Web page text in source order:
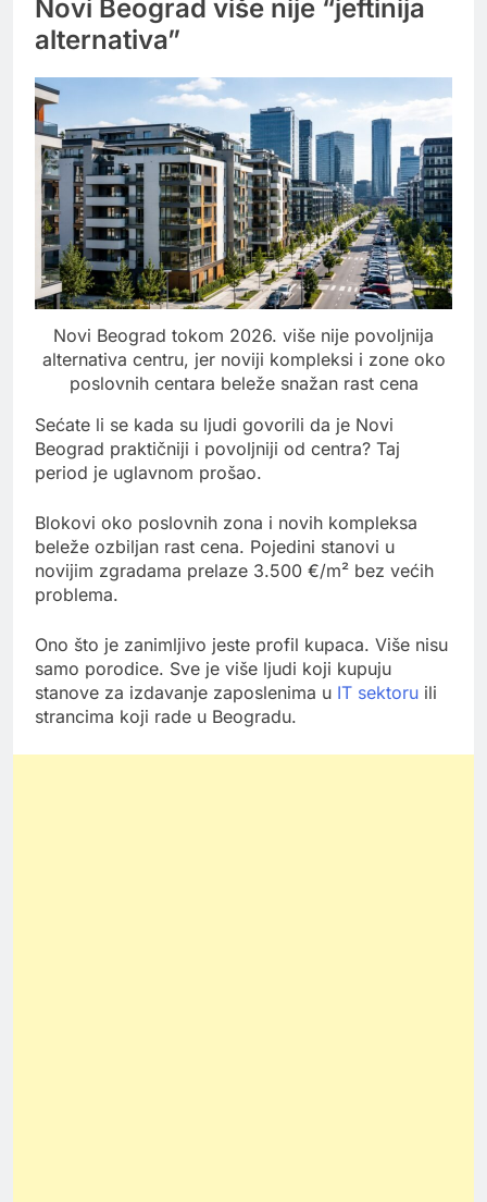
Novi Beograd više nije “jeftinija
alternativa”
Novi Beograd tokom 2026. više nije povoljnija
alternativa centru, jer noviji kompleksi i zone oko
poslovnih centara beleže snažan rast cena
Sećate li se kada su ljudi govorili da je Novi
Beograd praktičniji i povoljniji od centra? Taj
period je uglavnom prošao.
Blokovi oko poslovnih zona i novih kompleksa
beleže ozbiljan rast cena. Pojedini stanovi u
novijim zgradama prelaze 3.500 €/m² bez većih
problema.
Ono što je zanimljivo jeste profil kupaca. Više nisu
samo porodice. Sve je više ljudi koji kupuju
stanove za izdavanje zaposlenima u IT sektoru ili
strancima koji rade u Beogradu.